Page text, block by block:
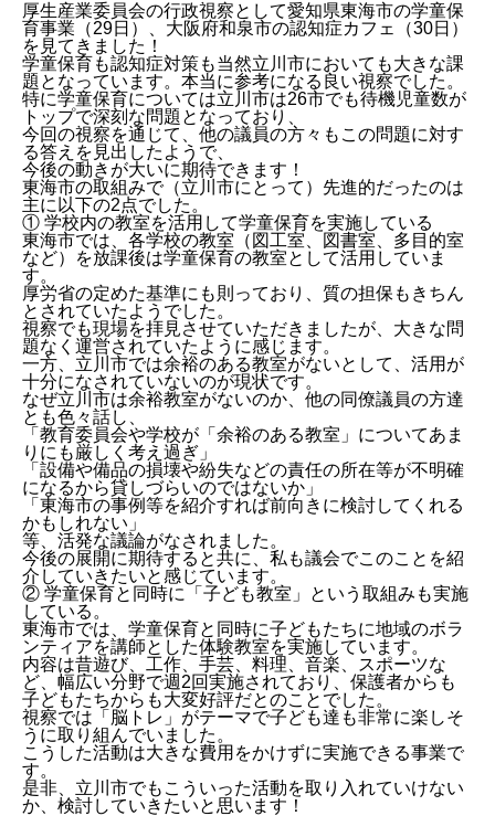
厚生産業委員会の行政視察として愛知県東海市の学童保
育事業（29日）、大阪府和泉市の認知症カフェ（30日）
を見てきました！
学童保育も認知症対策も当然立川市においても大きな課
題となっています。本当に参考になる良い視察でした。
特に学童保育については立川市は26市でも待機児童数が
トップで深刻な問題となっており、
今回の視察を通じて、他の議員の方々もこの問題に対す
る答えを見出したようで、
今後の動きが大いに期待できます！
東海市の取組みで（立川市にとって）先進的だったのは
主に以下の2点でした。
① 学校内の教室を活用して学童保育を実施している
東海市では、各学校の教室（図工室、図書室、多目的室
など）を放課後は学童保育の教室として活用していま
す。
厚労省の定めた基準にも則っており、質の担保もきちん
とされていたようでした。
視察でも現場を拝見させていただきましたが、大きな問
題なく運営されていたように感じます。
一方、立川市では余裕のある教室がないとして、活用が
十分になされていないのが現状です。
なぜ立川市は余裕教室がないのか、他の同僚議員の方達
とも色々話し、
「教育委員会や学校が「余裕のある教室」についてあま
りにも厳しく考え過ぎ」
「設備や備品の損壊や紛失などの責任の所在等が不明確
になるから貸しづらいのではないか」
「東海市の事例等を紹介すれば前向きに検討してくれる
かもしれない」
等、活発な議論がなされました。
今後の展開に期待すると共に、私も議会でこのことを紹
介していきたいと感じています。
② 学童保育と同時に「子ども教室」という取組みも実施
している。
東海市では、学童保育と同時に子どもたちに地域のボラ
ンティアを講師とした体験教室を実施しています。
内容は昔遊び、工作、手芸、料理、音楽、スポーツな
ど、幅広い分野で週2回実施されており、保護者からも
子どもたちからも大変好評だとのことでした。
視察では「脳トレ」がテーマで子ども達も非常に楽しそ
うに取り組んでいました。
こうした活動は大きな費用をかけずに実施できる事業で
す。
是非、立川市でもこういった活動を取り入れていけない
か、検討していきたいと思います！